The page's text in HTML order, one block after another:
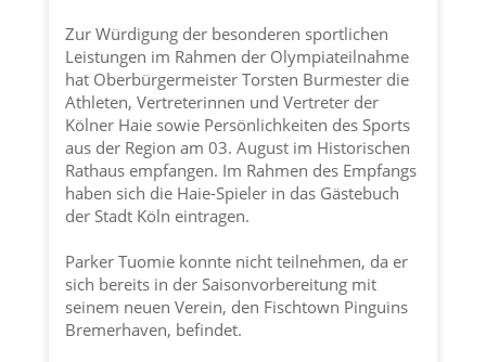
Zur Würdigung der besonderen sportlichen
Leistungen im Rahmen der Olympiateilnahme
hat Oberbürgermeister Torsten Burmester die
Athleten, Vertreterinnen und Vertreter der
Kölner Haiesowie Persönlichkeiten des Sports
aus der Region am 03. August im Historischen
Rathaus empfangen. Im Rahmen des Empfangs
haben sich die Haie-Spieler in das Gästebuch
der Stadt Köln eintragen.
Parker Tuomie konnte nicht teilnehmen, da er
sich bereits in der Saisonvorbereitung mit
seinem neuen Verein, den Fischtown Pinguins
Bremerhaven, befindet.